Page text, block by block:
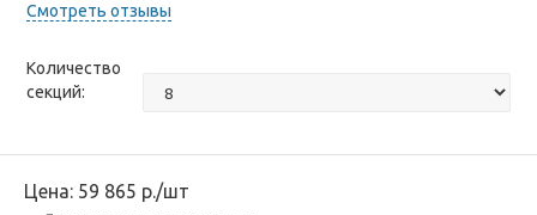
Смотреть отзывы
Количество
секций:
Цена: 59 865 р./шт